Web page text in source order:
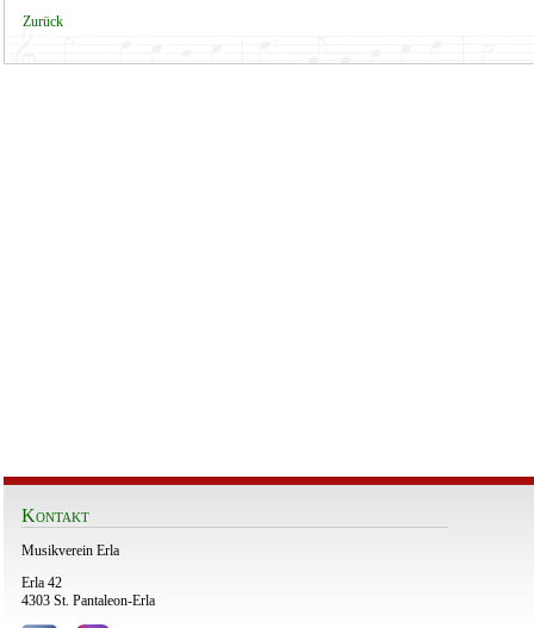
Zurück
Kontakt
Musikverein Erla
Erla 42
4303 St. Pantaleon-Erla